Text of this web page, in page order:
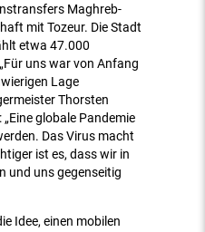
Maghreb-
mit Tozeur. Die Stadt
etwa 47.000
uns war von Anfang
Lage
Thorsten
globale Pandemie
Das Virus macht
ist es, dass wir in
und uns gegenseitig
Idee, einen mobilen